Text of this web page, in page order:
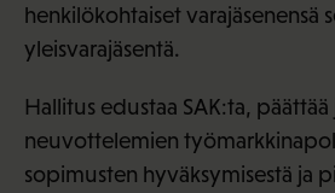
henkilökohtaiset varajäsenensä
yleisvarajäsentä.
Hallitus edustaa SAK:ta, päättää
neuvottelemien
sopimusten hyväksymisestä ja